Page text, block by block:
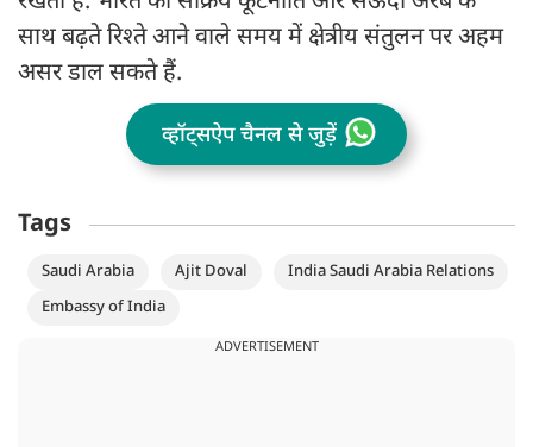
साथ बढ़ते रिश्ते आने वाले समय में क्षेत्रीय संतुलन पर अहम
असर डाल सकते हैं.
व्हॉट्सऐप चैनल से जुड़ें
Tags
Saudi Arabia Ajit Doval
India Saudi Arabia Relations
Embassy of India
ADVERTISEMENT